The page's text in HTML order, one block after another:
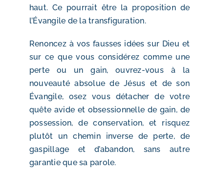
haut. Ce pourrait être la proposition de
l’Évangile de la transfiguration.
Renoncez à vos fausses idées sur Dieu et
sur ce que vous considérez comme une
perte ou un gain, ouvrez-vous à la
nouveauté absolue de Jésus et de son
Évangile, osez vous détacher de votre
quête avide et obsessionnelle de gain, de
possession, de conservation, et risquez
plutôt un chemin inverse de perte, de
gaspillage et d’abandon, sans autre
garantie que sa parole.